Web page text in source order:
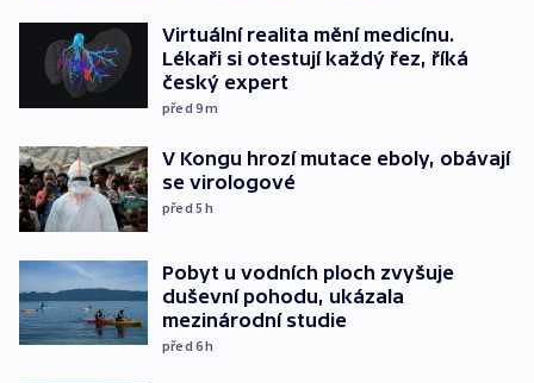
Virtuální realita mění medicínu.
Lékaři si otestují každý řez, říká
český expert
před 9m
V Kongu hrozí mutace eboly, obávají
se virologové
před 5h
Pobyt u vodních ploch zvyšuje
duševní pohodu, ukázala
mezinárodní studie
před 6h